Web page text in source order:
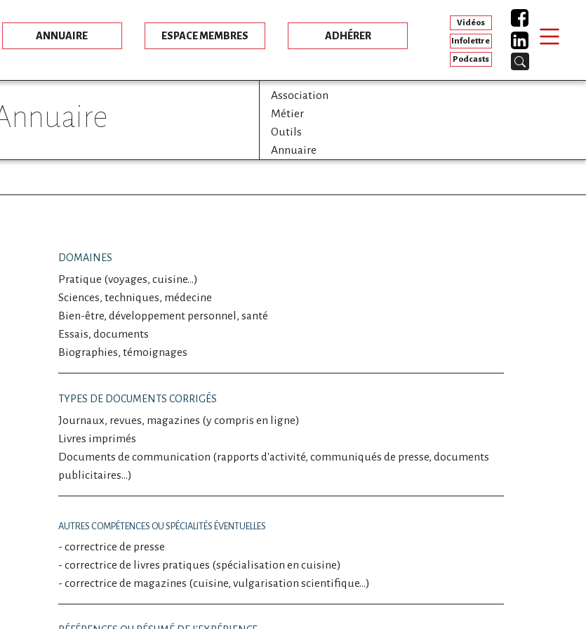
ANNUAIRE ESPACE MEMBRES ADHÉRER
Vidéos
Infolettre
Podcasts
annuaire
Association
Métier
Outils
Annuaire
DOMAINES
Pratique (voyages, cuisine…)
Sciences, techniques, médecine
Bien-être, développement personnel, santé
Essais, documents
Biographies, témoignages
TYPES DE DOCUMENTS CORRIGÉS
Journaux, revues, magazines (y compris en ligne)
Livres imprimés
Documents de communication (rapports d'activité, communiqués de presse, documents
publicitaires…)
AUTRES COMPÉTENCES OU SPÉCIALITÉS ÉVENTUELLES
- correctrice de presse
- correctrice de livres pratiques (spécialisation en cuisine)
- correctrice de magazines (cuisine, vulgarisation scientifique...)